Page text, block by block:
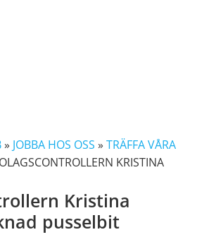
» JOBBA HOS OSS » TRÄFFA VÅRA
KRISTINA
Kristina
pusselbit